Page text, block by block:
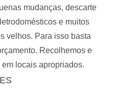
mudanças, descarte
e muitos
velhos. Para isso basta
Recolhemos e
locais apropriados.